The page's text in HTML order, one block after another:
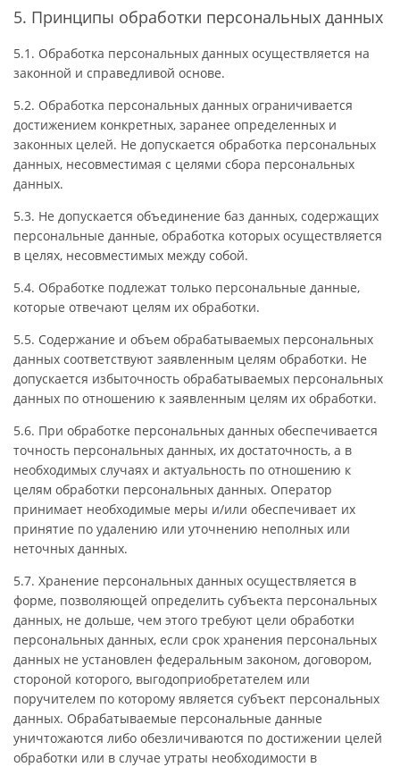
5. Принципы обработки персональных данных
5.1. Обработка персональных данных осуществляется на
законной и справедливой основе.
5.2. Обработка персональных данных ограничивается
достижением конкретных, заранее определенных и
законных целей. Не допускается обработка персональных
данных, несовместимая с целями сбора персональных
данных.
5.3. Не допускается объединение баз данных, содержащих
персональные данные, обработка которых осуществляется
в целях, несовместимых между собой.
5.4. Обработке подлежат только персональные данные,
которые отвечают целям их обработки.
5.5. Содержание и объем обрабатываемых персональных
данных соответствуют заявленным целям обработки. Не
допускается избыточность обрабатываемых персональных
данных по отношению к заявленным целям их обработки.
5.6. При обработке персональных данных обеспечивается
точность персональных данных, их достаточность, а в
необходимых случаях и актуальность по отношению к
целям обработки персональных данных. Оператор
принимает необходимые меры и/или обеспечивает их
принятие по удалению или уточнению неполных или
неточных данных.
5.7. Хранение персональных данных осуществляется в
форме, позволяющей определить субъекта персональных
данных, не дольше, чем этого требуют цели обработки
персональных данных, если срок хранения персональных
данных не установлен федеральным законом, договором,
стороной которого, выгодоприобретателем или
поручителем по которому является субъект персональных
данных. Обрабатываемые персональные данные
уничтожаются либо обезличиваются по достижении целей
обработки или в случае утраты необходимости в